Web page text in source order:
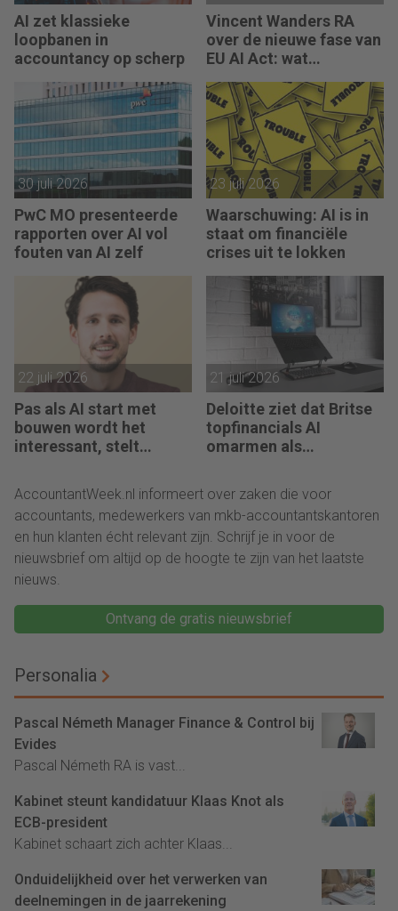
AI zet klassieke
loopbanen in
accountancy op scherp
Vincent Wanders RA
over de nieuwe fase van
EU AI Act: wat
accountants nu moeten
regelen
30 juli 2026
PwC MO presenteerde
rapporten over AI vol
fouten van AI zelf
23 juli 2026
Waarschuwing: AI is in
staat om financiële
crises uit te lokken
22 juli 2026
Pas als AI start met
bouwen wordt het
interessant, stelt
21 juli 2026
Deloitte ziet dat Britse
topfinancials AI
omarmen als
AccountantWeek.nl informeert over zaken die voor
accountants, medewerkers van mkb-accountantskantoren
en hun klanten écht relevant zijn. Schrijf je in voor de
nieuwsbrief om altijd op de hoogte te zijn van het laatste
nieuws.
Ontvang de gratis nieuwsbrief
Personalia
Pascal Németh Manager Finance & Control bij
Evides
Pascal Németh RA is vast...
Kabinet steunt kandidatuur Klaas Knot als
ECB-president
Kabinet schaart zich achter Klaas...
Onduidelijkheid over het verwerken van
deelnemingen in de jaarrekening